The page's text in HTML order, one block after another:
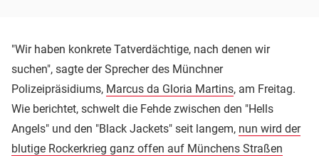
"Wir haben konkrete Tatverdächtige, nach denen wir
suchen", sagte der Sprecher des Münchner
Polizeipräsidiums, Marcus da Gloria Martins, am Freitag.
Wie berichtet, schwelt die Fehde zwischen den "Hells
Angels" und den "Black Jackets" seit langem, nun wird der
blutige Rockerkrieg ganz offen auf Münchens Straßen